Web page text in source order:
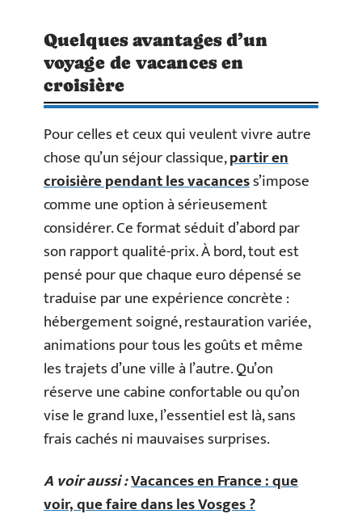
Quelques avantages d’un
voyage de vacances en
croisière
Pour celles et ceux qui veulent vivre autre
chose qu’un séjour classique,partir en
croisière pendant les vacancess’impose
comme une option à sérieusement
considérer. Ce format séduit d’abord par
son rapport qualité-prix. À bord, tout est
pensé pour que chaque euro dépensé se
traduise par une expérience concrète :
hébergement soigné, restauration variée,
animations pour tous les goûts et même
les trajets d’une ville à l’autre. Qu’on
réserve une cabine confortable ou qu’on
vise le grand luxe, l’essentiel est là, sans
frais cachés ni mauvaises surprises.
A voir aussi :Vacances en France : que
voir, que faire dans les Vosges ?